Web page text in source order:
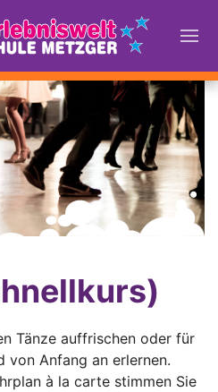
Tänze auffrischen oder für
von Anfang an erlernen.
à la carte stimmen Sie